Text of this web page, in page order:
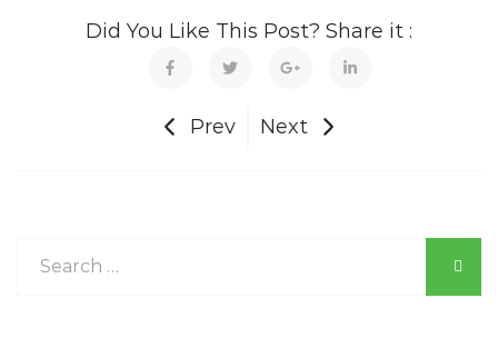
Did You Like This Post? Share it :
Prev Next